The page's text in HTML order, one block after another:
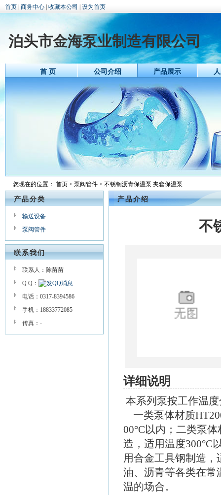
首页 商务中心 收藏本公司 设为首页
泊头市金海泵业制造有限公司
首 页 公司介绍 产品展示
您现在的位置： 首页 > 泵阀管件 > 不锈钢沥青保温泵 夹套保温泵
产品分类
输送设备
泵阀管件
联系我们
联系人：陈苗苗
Q Q：
电话：0317-8394586
手机：18833772085
传真：-
产品介绍
不
详细说明
本系列泵按工作温
一类泵体材质
00°C以内；二类泵
造，适用温度300°C
用合金工具钢制造，
油、沥青等各类在常
温的场合。